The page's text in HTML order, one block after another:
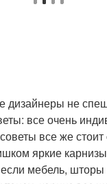
дизайнеры не
все очень
все же стоит
яркие
мебель, шторы